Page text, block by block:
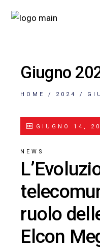
Giugno
HOME 2024
GIUGNO 14,
NEWS
ruolo
Elcon